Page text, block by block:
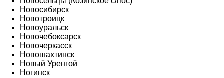
Новосибирск
Новотроицк
Новоуральск
Новочебоксарск
Новочеркасск
Новошахтинск
Новый Уренгой
Ногинск